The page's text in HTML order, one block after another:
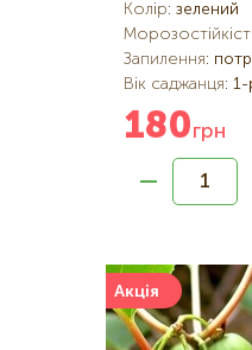
Колір: зелений
Запилення:
Вік саджанця: 1-
180грн
Акція